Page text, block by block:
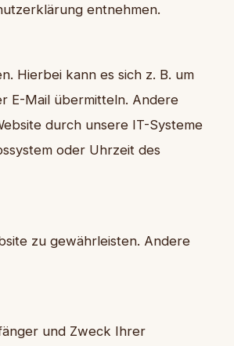
entnehmen.
Hierbei kann es sich z. B. um
E-Mail übermitteln. Andere
durch unsere IT-Systeme
oder Uhrzeit des
zu gewährleisten. Andere
und Zweck Ihrer